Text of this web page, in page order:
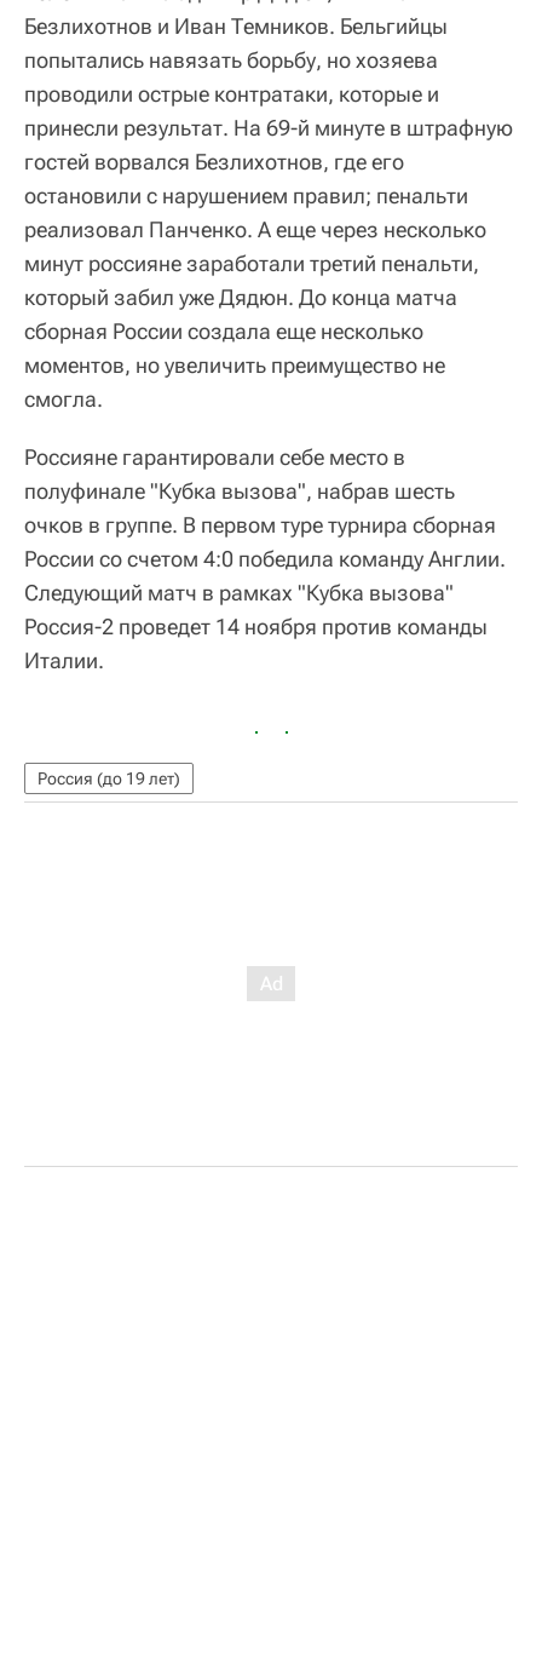
Безлихотнов и Иван Темников. Бельгийцы
попытались навязать борьбу, но хозяева
проводили острые контратаки, которые и
принесли результат. На 69-й минуте в штрафную
гостей ворвался Безлихотнов, где его
остановили с нарушением правил; пенальти
реализовал Панченко. А еще через несколько
минут россияне заработали третий пенальти,
который забил уже Дядюн. До конца матча
сборная России создала еще несколько
моментов, но увеличить преимущество не
смогла.
Россияне гарантировали себе место в
полуфинале "Кубка вызова", набрав шесть
очков в группе. В первом туре турнира сборная
России со счетом 4:0 победила команду Англии.
Следующий матч в рамках "Кубка вызова"
Россия-2 проведет 14 ноября против команды
Италии.
Россия (до 19 лет)